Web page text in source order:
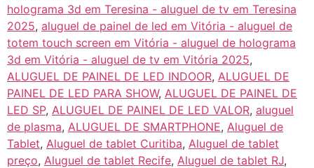
holograma 3d em Teresina - aluguel de tv em Teresina
2025, aluguel de painel de led em Vitória - aluguel de
totem touch screen em Vitória - aluguel de holograma
3d em Vitória - aluguel de tv em Vitória 2025,
ALUGUEL DE PAINEL DE LED INDOOR, ALUGUEL DE
PAINEL DE LED PARA SHOW, ALUGUEL DE PAINEL DE
LED SP, ALUGUEL DE PAINEL DE LED VALOR, aluguel
de plasma, ALUGUEL DE SMARTPHONE, Aluguel de
Tablet, Aluguel de tablet Curitiba, Aluguel de tablet
preço, Aluguel de tablet Recife, Aluguel de tablet RJ,